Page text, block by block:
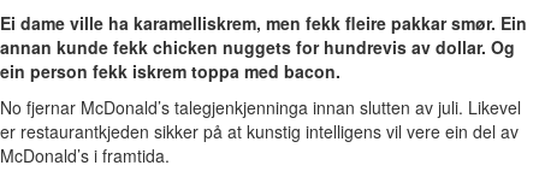
Ei dame ville ha karamelliskrem, men fekk fleire pakkar smør. Ein
annan kunde fekk chicken nuggets for hundrevis av dollar. Og
ein person fekk iskrem toppa med bacon.
No fjernar McDonald’s talegjenkjenninga innan slutten av juli. Likevel
er restaurantkjeden sikker på at kunstig intelligens vil vere ein del av
McDonald’s i framtida.